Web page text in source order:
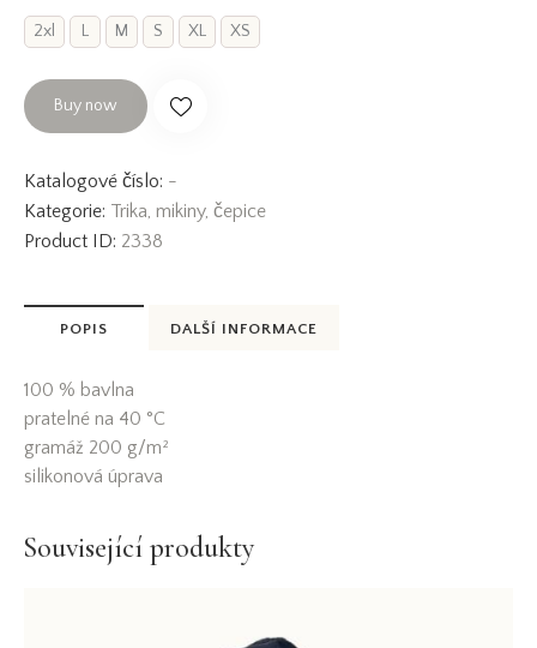
2xl L M S XL XS
Buy now
Katalogové číslo: -
Kategorie: Trika, mikiny, čepice
Product ID: 2338
POPIS DALŠÍ INFORMACE
100 % bavlna
pratelné na 40 °C
gramáž 200 g/m²
silikonová úprava
Související produkty